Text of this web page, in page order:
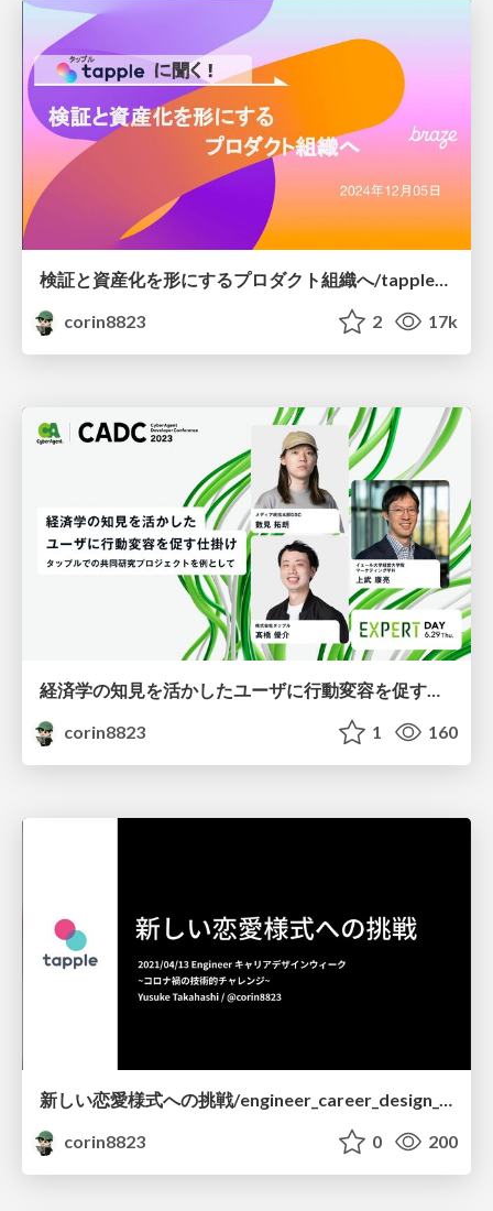
検証と資産化を形にするプロダクト組織へ/tapple_pmconf2024
corin8823
2 17k
corin8823
1 160
新しい恋愛様式への挑戦/engineer_career_design_week
corin8823
0 200